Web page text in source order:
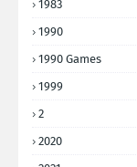
1983
1990
1990 Games
1999
2
2020